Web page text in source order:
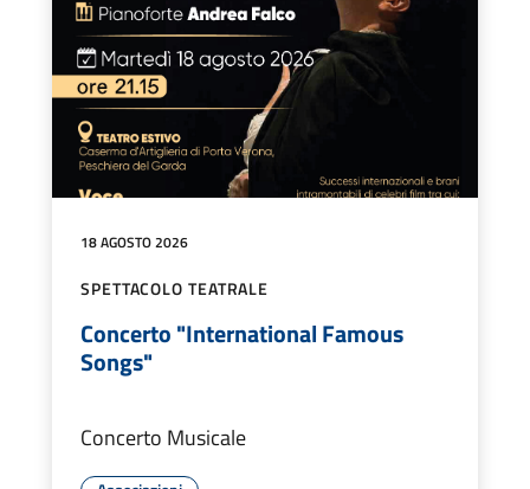
18 AGOSTO 2026
SPETTACOLO TEATRALE
Concerto "International Famous
Songs"
Concerto Musicale